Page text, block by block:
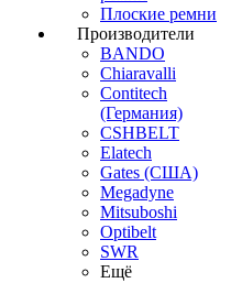
Плоские ремни
Производители
BANDO
Chiaravalli
Contitech
(Германия)
CSHBELT
Elatech
Gates (США)
Megadyne
Mitsuboshi
Optibelt
SWR
Ещё